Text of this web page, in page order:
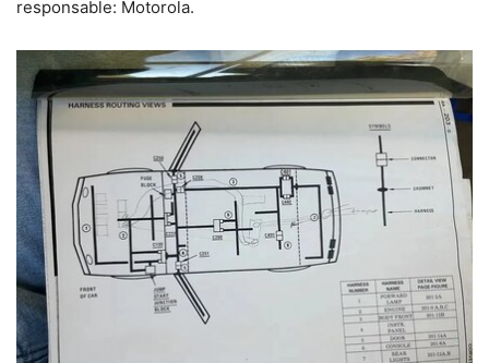
responsable: Motorola.